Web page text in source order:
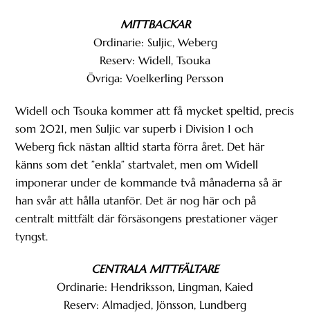
MITTBACKAR
Ordinarie: Suljic, Weberg
Reserv: Widell, Tsouka
Övriga: Voelkerling Persson
Widell och Tsouka kommer att få mycket speltid, precis
som 2021, men Suljic var superb i Division 1 och
Weberg fick nästan alltid starta förra året. Det här
känns som det ”enkla” startvalet, men om Widell
imponerar under de kommande två månaderna så är
han svår att hålla utanför. Det är nog här och på
centralt mittfält där försäsongens prestationer väger
tyngst.
CENTRALA MITTFÄLTARE
Ordinarie: Hendriksson, Lingman, Kaied
Reserv: Almadjed, Jönsson, Lundberg